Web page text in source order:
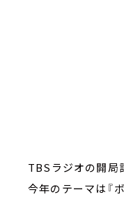
TBSラジオの開局
今年のテーマは『